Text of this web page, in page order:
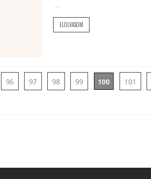
...
ELOLVASOM
96 97 98 99 100 101